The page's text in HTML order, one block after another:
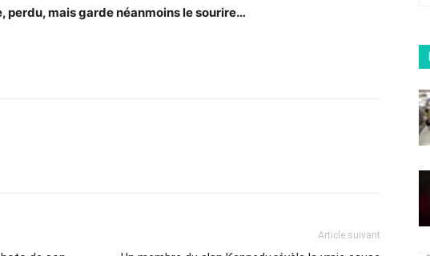
perdu, mais garde néanmoins le sourire…
Article suivant